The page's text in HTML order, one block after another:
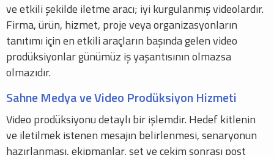
ve etkili şekilde iletme aracı; iyi kurgulanmış videolardır.
Firma, ürün, hizmet, proje veya organizasyonların
tanıtımı için en etkili araçların başında gelen video
prodüksiyonlar günümüz iş yaşantısının olmazsa
olmazıdır.
Sahne Medya ve Video Prodüksiyon Hizmeti
Video prodüksiyonu detaylı bir işlemdir. Hedef kitlenin
ve iletilmek istenen mesajın belirlenmesi, senaryonun
hazırlanması, ekipmanlar, set ve çekim sonrası post